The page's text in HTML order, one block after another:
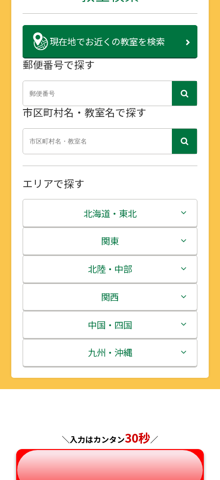
現在地でお近くの教室を検索
郵便番号で探す
市区町村名・教室名で探す
エリアで探す
北海道・東北
北海道
青森県
岩手県
宮城県
秋田県
山形県
関東
茨城県
栃木県
群馬県
埼玉県
千葉県
神奈川県
北陸・中部
新潟県
富山県
石川県
福井県
岐阜県
関西
三重県
滋賀県
京都府
兵庫県
奈良県
中国・四国
鳥取県
島根県
広島県
山口県
九州・沖縄
福岡県
長崎県
熊本県
＼入力はカンタン30秒／